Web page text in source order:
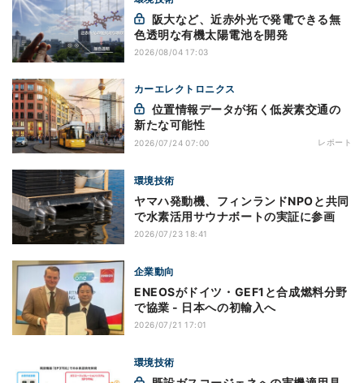
色透明な有機太陽電池を開発
2026/08/04 17:03
カーエレクトロニクス
新たな可能性
2026/07/24 07:00 レポート
環境技術
ヤマハ発動機、フィンランドNPOと共同
で水素活用サウナボートの実証に参画
2026/07/23 18:41
企業動向
ENEOSがドイツ・GEF1と合成燃料分野
で協業 - 日本への初輸入へ
2026/07/21 17:01
環境技術